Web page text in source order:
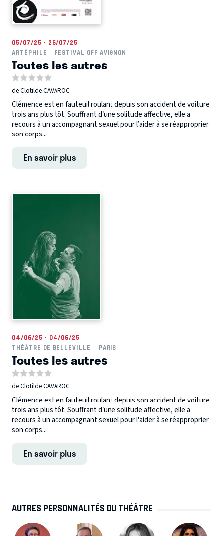
05/07/25 - 26/07/25
ARTÉPHILE
FESTIVAL OFF AVIGNON
Toutes les autres
de Clotilde CAVAROC
Clémence est en fauteuil roulant depuis son accident de voiture
trois ans plus tôt. Souffrant d’une solitude affective, elle a
recours à un accompagnant sexuel pour l’aider à se réapproprier
son corps...
En savoir plus
04/06/25 - 04/06/25
THÉÂTRE DE BELLEVILLE
PARIS
Toutes les autres
de Clotilde CAVAROC
Clémence est en fauteuil roulant depuis son accident de voiture
trois ans plus tôt. Souffrant d’une solitude affective, elle a
recours à un accompagnant sexuel pour l’aider à se réapproprier
son corps...
En savoir plus
AUTRES PERSONNALITÉS DU THÉÂTRE